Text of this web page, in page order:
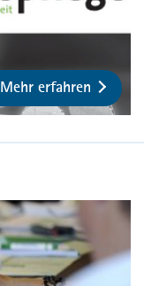
Mehr erfahren